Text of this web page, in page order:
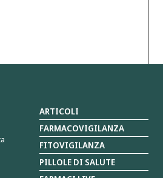
ARTICOLI
FARMACOVIGILANZA
FITOVIGILANZA
PILLOLE DI SALUTE